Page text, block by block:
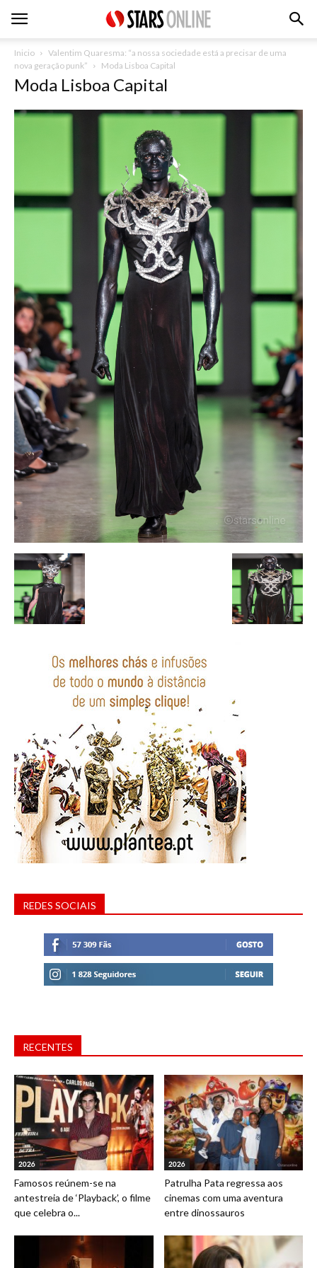
Inicio
Valentim Quaresma: “a nossa sociedade está a precisar de uma
nova geração punk”
Moda Lisboa Capital
Moda Lisboa Capital
REDES SOCIAIS
RECENTES
2026
Famosos reúnem-se na
antestreia de ‘Playback’, o filme
que celebra o...
2026
Patrulha Pata regressa aos
cinemas com uma aventura
entre dinossauros